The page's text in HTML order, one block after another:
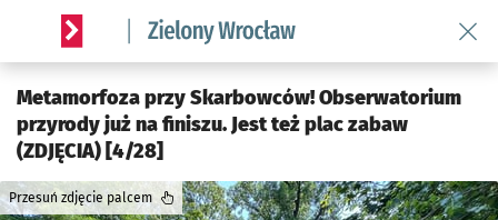
Serwis informacyjny wroclaw.pl podserwis: Środowisko we
Metamorfoza przy Skarbowców! Obserwatorium
przyrody już na finiszu. Jest też plac zabaw
(ZDJĘCIA) [4/28]
Przesuń zdjęcie palcem